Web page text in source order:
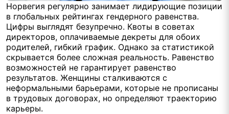
Норвегия регулярно занимает лидирующие позиции
в глобальных рейтингах гендерного равенства.
Цифры выглядят безупречно. Квоты в советах
директоров, оплачиваемые декреты для обоих
родителей, гибкий график. Однако за статистикой
скрывается более сложная реальность. Равенство
возможностей не гарантирует равенство
результатов. Женщины сталкиваются с
неформальными барьерами, которые не прописаны
в трудовых договорах, но определяют траекторию
карьеры.